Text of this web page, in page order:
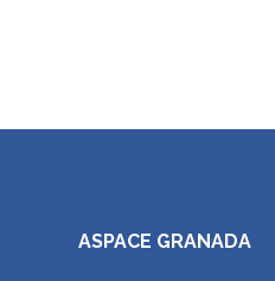
ASPACE GRANADA